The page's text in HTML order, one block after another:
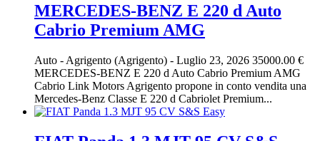
MERCEDES-BENZ E 220 d Auto
Cabrio Premium AMG
Auto - Agrigento (Agrigento) - Luglio 23, 2026 35000.00 €
MERCEDES-BENZ E 220 d Auto Cabrio Premium AMG
Cabrio Link Motors Agrigento propone in conto vendita una
Mercedes-Benz Classe E 220 d Cabriolet Premium...